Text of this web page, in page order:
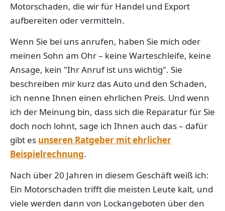
Motorschaden, die wir für Handel und Export
aufbereiten oder vermitteln.
Wenn Sie bei uns anrufen, haben Sie mich oder
meinen Sohn am Ohr – keine Warteschleife, keine
Ansage, kein "Ihr Anruf ist uns wichtig". Sie
beschreiben mir kurz das Auto und den Schaden,
ich nenne Ihnen einen ehrlichen Preis. Und wenn
ich der Meinung bin, dass sich die Reparatur für Sie
doch noch lohnt, sage ich Ihnen auch das – dafür
gibt es unseren Ratgeber mit ehrlicher
Beispielrechnung.
Nach über 20 Jahren in diesem Geschäft weiß ich:
Ein Motorschaden trifft die meisten Leute kalt, und
viele werden dann von Lockangeboten über den